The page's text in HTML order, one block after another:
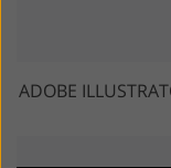
ADOBE